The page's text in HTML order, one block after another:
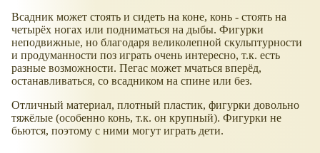
Всадник может стоять и сидеть на коне, конь - стоять на
четырёх ногах или подниматься на дыбы. Фигурки
неподвижные, но благодаря великолепной скульптурности
и продуманности поз играть очень интересно, т.к. есть
разные возможности. Пегас может мчаться вперёд,
останавливаться, со всадником на спине или без.
Отличный материал, плотный пластик, фигурки довольно
тяжёлые (особенно конь, т.к. он крупный). Фигурки не
бьются, поэтому с ними могут играть дети.